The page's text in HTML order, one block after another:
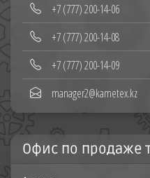
‪+7 (777) 200-14-06
+7 (777) 200-14-08‬
+7 (777) 200-14-09
manager2@kametex.kz
Офис по продаже